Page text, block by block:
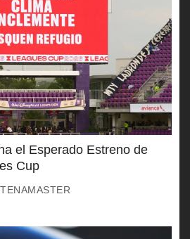
el Esperado Estreno de
Cup